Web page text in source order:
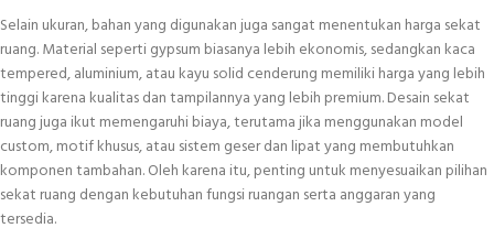
Selain ukuran, bahan yang digunakan juga sangat menentukan harga sekat
ruang. Material seperti gypsum biasanya lebih ekonomis, sedangkan kaca
tempered, aluminium, atau kayu solid cenderung memiliki harga yang lebih
tinggi karena kualitas dan tampilannya yang lebih premium. Desain sekat
ruang juga ikut memengaruhi biaya, terutama jika menggunakan model
custom, motif khusus, atau sistem geser dan lipat yang membutuhkan
komponen tambahan. Oleh karena itu, penting untuk menyesuaikan pilihan
sekat ruang dengan kebutuhan fungsi ruangan serta anggaran yang
tersedia.